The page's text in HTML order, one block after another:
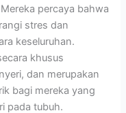
percaya bahwa
stres dan
keseluruhan.
khusus
dan merupakan
bagi mereka yang
pada tubuh.